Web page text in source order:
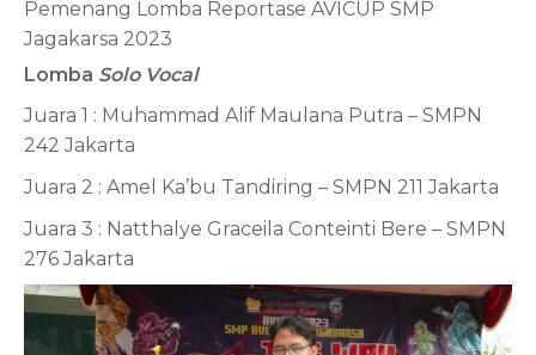
Pemenang Lomba Reportase AVICUP SMP
Jagakarsa 2023
Lomba Solo Vocal
Juara 1 : Muhammad Alif Maulana Putra – SMPN
242 Jakarta
Juara 2 : Amel Ka’bu Tandiring – SMPN 211 Jakarta
Juara 3 : Natthalye Graceila Conteinti Bere – SMPN
276 Jakarta